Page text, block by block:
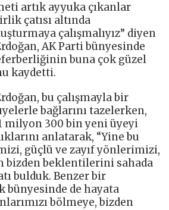
artık ayyuka çıkanlar
çatısı altında
çalışmalıyız” diyen
AK Parti bünyesinde
buna çok güzel
kaydetti.
bu çalışmayla bir
bağlarını tazelerken,
milyon 300 bin yeni üyeyi
anlatarak, “Yine bu
güçlü ve zayıf yönlerimizi,
bizden beklentilerini sahada
bulduk. Benzer bir
bünyesinde de hayata
bölmeye, bizden